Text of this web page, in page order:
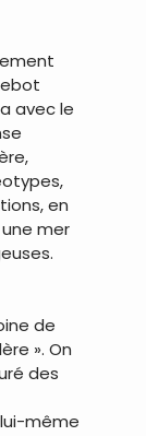
avec le
en
mer
de
». On
des
même